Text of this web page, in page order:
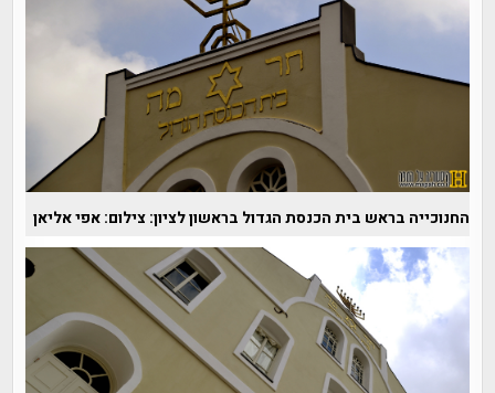
החנוכייה בראש בית הכנסת הגדול בראשון לציון: צילום: אפי אליאן